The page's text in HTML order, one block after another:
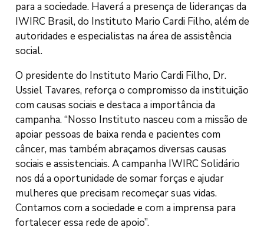
para a sociedade. Haverá a presença de lideranças da
IWIRC Brasil, do Instituto Mario Cardi Filho, além de
autoridades e especialistas na área de assistência
social.
O presidente do Instituto Mario Cardi Filho, Dr.
Ussiel Tavares, reforça o compromisso da instituição
com causas sociais e destaca a importância da
campanha. “Nosso Instituto nasceu com a missão de
apoiar pessoas de baixa renda e pacientes com
câncer, mas também abraçamos diversas causas
sociais e assistenciais. A campanha IWIRC Solidário
nos dá a oportunidade de somar forças e ajudar
mulheres que precisam recomeçar suas vidas.
Contamos com a sociedade e com a imprensa para
fortalecer essa rede de apoio”.